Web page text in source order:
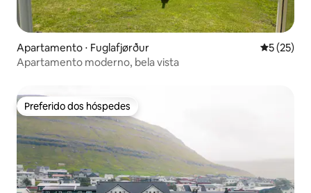
Apartamento ⋅ Fuglafjørður 5 de uma
5 (25)
Apartamento moderno, bela vista
Preferido dos hóspedes
Preferido dos hóspedes